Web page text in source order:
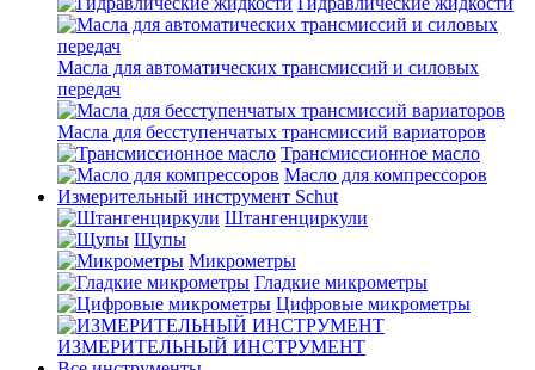
Масла для автоматических трансмиссий и силовых
передач
Масла для бесступенчатых трансмиссий вариаторов
Трансмиссионное масло
Масло для компрессоров
Измерительный инструмент Schut
Штангенциркули
Щупы
Микрометры
Гладкие микрометры
Цифровые микрометры
ИЗМЕРИТЕЛЬНЫЙ ИНСТРУМЕНТ